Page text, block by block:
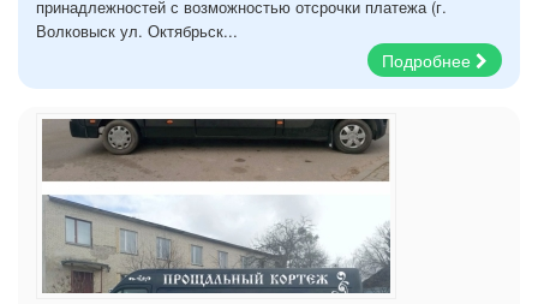
принадлежностей с возможностью отсрочки платежа (г.
Волковыск ул. Октябрьск...
Подробнее